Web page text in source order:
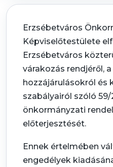
Erzsébetváros
Képviselőtestülete
Erzsébetváros
várakozás rendjéről,
hozzájárulásokról és
szabályairól szóló 59/
önkormányzati
előterjesztését.
Ennek értelmében
engedélyek